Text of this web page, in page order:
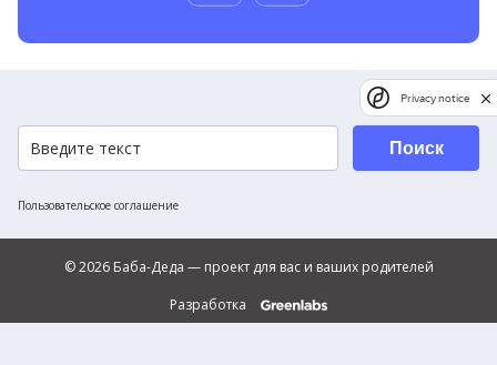
Пользовательское соглашение
Поиск
© 2026 Баба-Деда — проект для вас и ваших родителей
Разработка
Privacy notice